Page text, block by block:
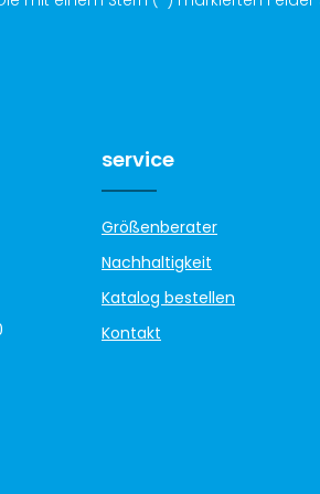
service
Größenberater
Nachhaltigkeit
Katalog bestellen
Kontakt